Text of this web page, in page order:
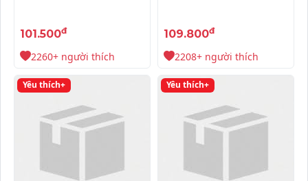
101.500đ
2260+ người thích
109.800đ
2208+ người thích
Yêu thích+ Yêu thích+